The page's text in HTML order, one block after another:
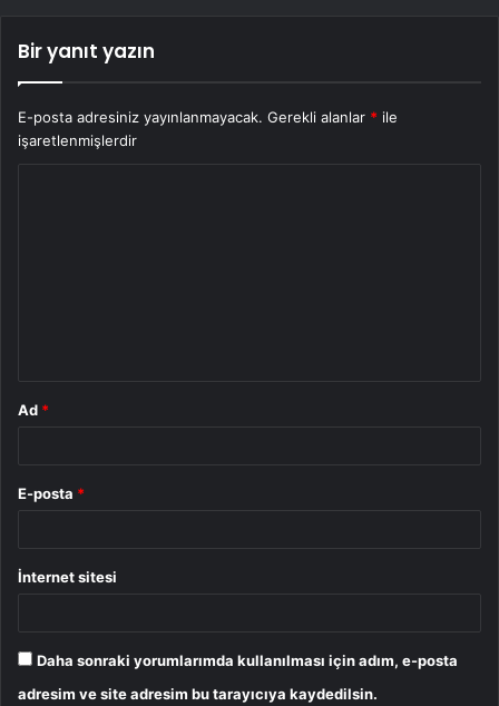
Bir yanıt yazın
E-posta adresiniz yayınlanmayacak. Gerekli alanlar * ile
işaretlenmişlerdir
Ad *
E-posta *
İnternet sitesi
Daha sonraki yorumlarımda kullanılması için adım, e-posta
adresim ve site adresim bu tarayıcıya kaydedilsin.